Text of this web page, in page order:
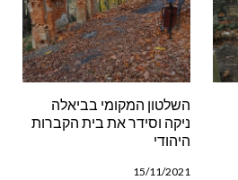
השלטון המקומי בביאלה
ניקה וסידר את בית הקברות
היהודי
15/11/2021